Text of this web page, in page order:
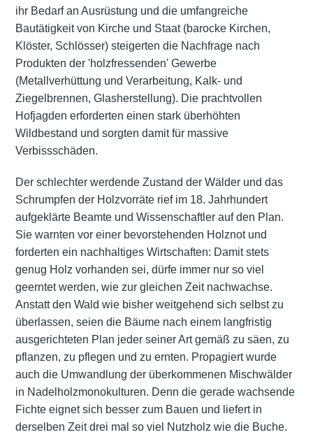
ihr Bedarf an Ausrüstung und die umfangreiche
Bautätigkeit von Kirche und Staat (barocke Kirchen,
Klöster, Schlösser) steigerten die Nachfrage nach
Produkten der 'holzfressenden' Gewerbe
(Metallverhüttung und Verarbeitung, Kalk- und
Ziegelbrennen, Glasherstellung). Die prachtvollen
Hofjagden erforderten einen stark überhöhten
Wildbestand und sorgten damit für massive
Verbissschäden.
Der schlechter werdende Zustand der Wälder und das
Schrumpfen der Holzvorräte rief im 18. Jahrhundert
aufgeklärte Beamte und Wissenschaftler auf den Plan.
Sie warnten vor einer bevorstehenden Holznot und
forderten ein nachhaltiges Wirtschaften: Damit stets
genug Holz vorhanden sei, dürfe immer nur so viel
geerntet werden, wie zur gleichen Zeit nachwachse.
Anstatt den Wald wie bisher weitgehend sich selbst zu
überlassen, seien die Bäume nach einem langfristig
ausgerichteten Plan jeder seiner Art gemäß zu säen, zu
pflanzen, zu pflegen und zu ernten. Propagiert wurde
auch die Umwandlung der überkommenen Mischwälder
in Nadelholzmonokulturen. Denn die gerade wachsende
Fichte eignet sich besser zum Bauen und liefert in
derselben Zeit drei mal so viel Nutzholz wie die Buche.